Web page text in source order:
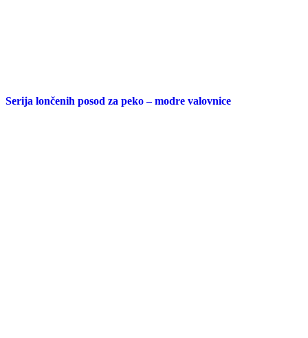
Serija lončenih posod za peko – modre valovnice